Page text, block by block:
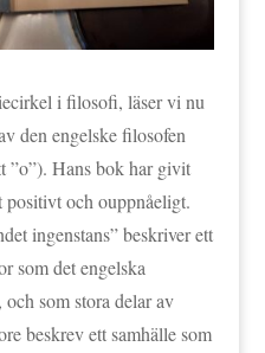
i filosofi, läser vi nu
den engelske filosofen
”o”). Hans bok har givit
positivt och ouppnåeligt.
ingenstans” beskriver ett
som det engelska
som stora delar av
beskrev ett samhälle som